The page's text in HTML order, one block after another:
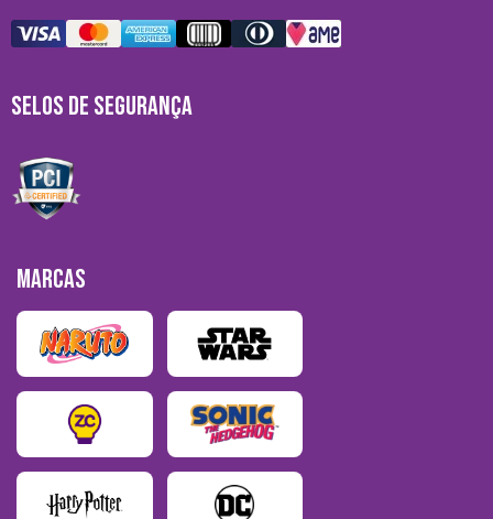
SELOS DE SEGURANÇA
MARCAS